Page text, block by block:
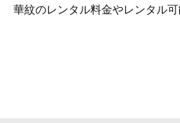
華紋のレンタル料金やレンタル